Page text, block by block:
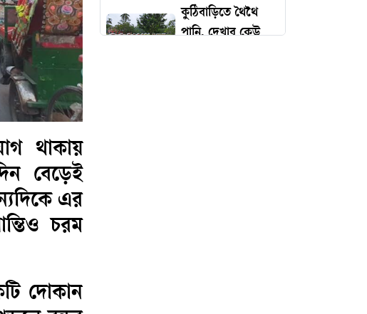
থাকায়
বেড়েই
এর
চরম
দোকান
কুঠিবাড়িতে থৈথৈ
পানি, দেখার কেউ